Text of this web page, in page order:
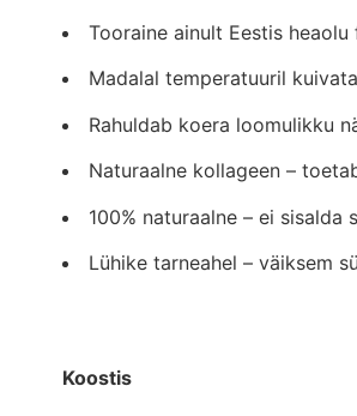
Tooraine ainult Eestis
Madalal temperatuuril
Rahuldab koera loomulikku
Naturaalne kollageen –
100% naturaalne – ei
Lühike tarneahel – väiksem
Koostis